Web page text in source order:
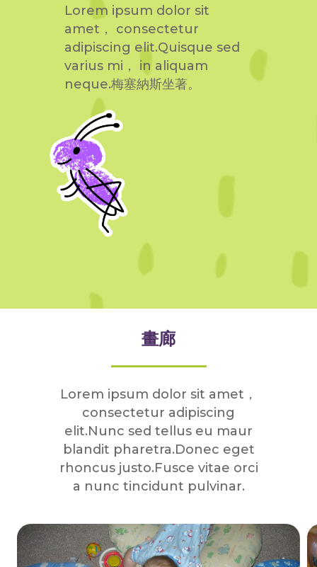
Lorem ipsum dolor sit
amet， consectetur
adipiscing elit.Quisque sed
varius mi， in aliquam
neque.梅塞納斯坐著。
畫廊
Lorem ipsum dolor sit amet，
consectetur adipiscing
elit.Nunc sed tellus eu maur
blandit pharetra.Donec eget
rhoncus justo.Fusce vitae orci
a nunc tincidunt pulvinar.